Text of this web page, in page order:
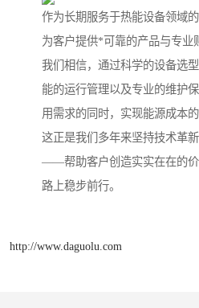
作为长期服务于热能设备领域
为客户提供*可靠的产品与专业
我们相信，通过科学的设备选
能的运行管理以及专业的维护
用需求的同时，实现能源成本的
这正是我们多年来坚持技术革
——帮助客户创造实实在在的
路上稳步前行。
http://www.daguolu.com